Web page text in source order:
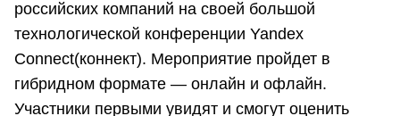
российских компаний на своей большой
технологической конференции Yandex
Connect(коннект). Мероприятие пройдет в
гибридном формате — онлайн и офлайн.
Участники первыми увидят и смогут оценить